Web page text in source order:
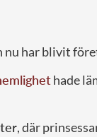
nu har blivit
hade
, där